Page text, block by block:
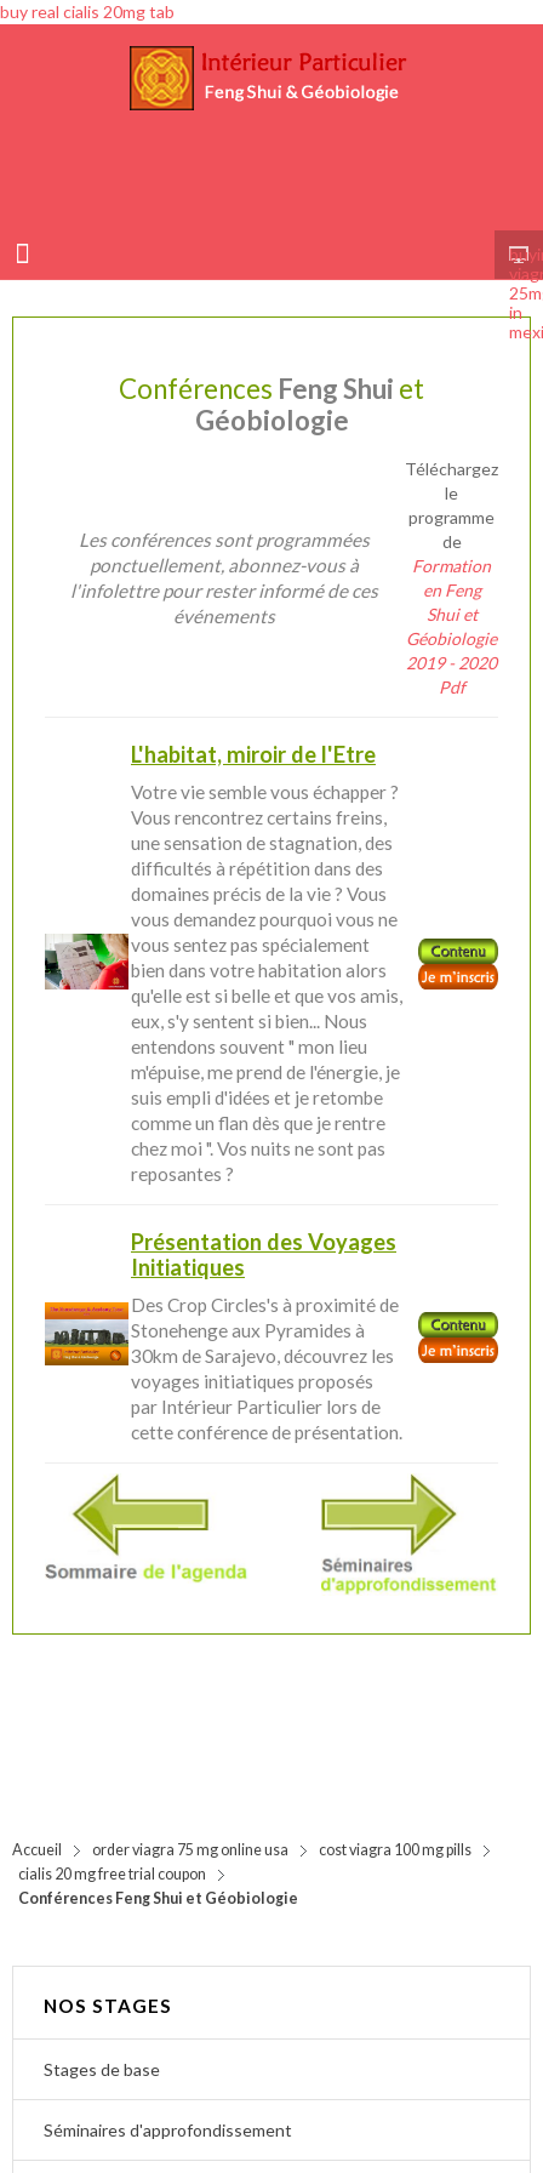
buy real cialis 20mg tab
in
Conférences Feng Shui et
Géobiologie
Les conférences sont programmées
ponctuellement, abonnez-vous à
l'infolettre pour rester informé de ces
événements
Téléchargez
le
programme
de
Formation
en Feng
Shui et
Géobiologie
2019 - 2020
Pdf
L'habitat, miroir de l'Etre
Votre vie semble vous échapper ?
Vous rencontrez certains freins,
une sensation de stagnation, des
difficultés à répétition dans des
domaines précis de la vie ? Vous
vous demandez pourquoi vous ne
vous sentez pas spécialement
bien dans votre habitation alors
qu'elle est si belle et que vos amis,
eux, s'y sentent si bien... Nous
entendons souvent " mon lieu
m'épuise, me prend de l'énergie, je
suis empli d'idées et je retombe
comme un flan dès que je rentre
chez moi ". Vos nuits ne sont pas
reposantes ?
Présentation des Voyages
Initiatiques
Des Crop Circles's à proximité de
Stonehenge aux Pyramides à
30km de Sarajevo, découvrez les
voyages initiatiques proposés
par Intérieur Particulier lors de
cette conférence de présentation.
Accueil order viagra 75 mg online usa
cost viagra 100 mg pills
cialis 20 mg free trial coupon
Conférences Feng Shui et Géobiologie
NOS STAGES
Stages de base
Séminaires d'approfondissement